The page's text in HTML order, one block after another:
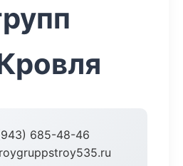
685-48-46